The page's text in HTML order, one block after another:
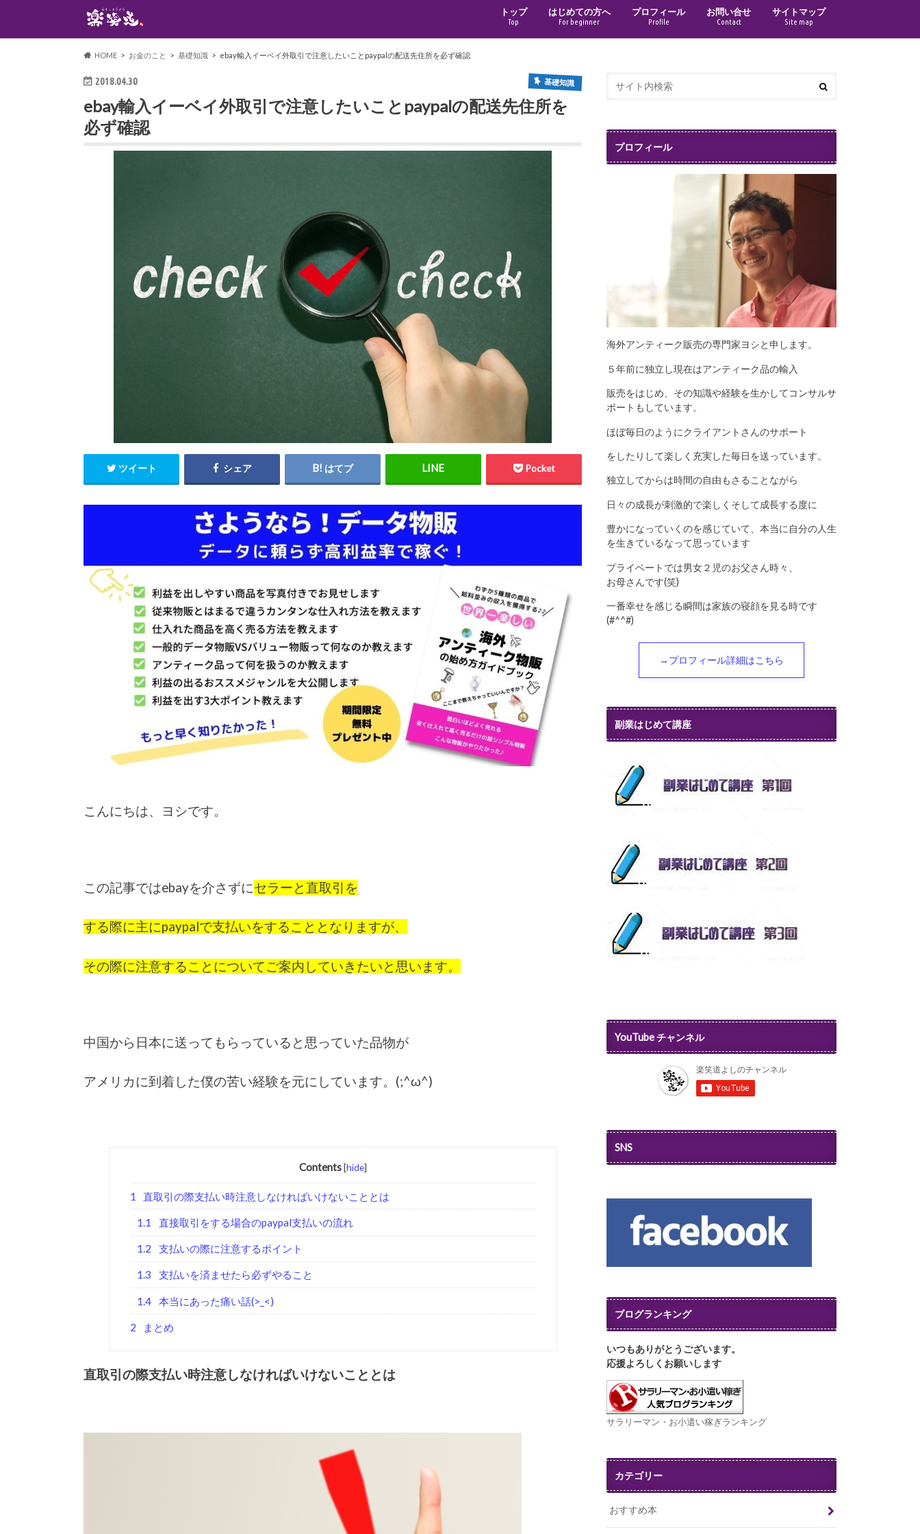
トップ
Top
はじめての方へ
For beginner
プロフィール
Profile
お問い合せ
Contact
サイトマップ
Site map
HOME お金のこと 基礎知識 ebay輸入イーベイ外取引で注意したいことpaypalの配送先住所を必ず確認
2018.04.30 基礎知識
ebay輸入イーベイ外取引で注意したいことpaypalの配送先住所を
必ず確認
ツイート シェア はてブ Pocket
こんにちは、ヨシです。
この記事ではebayを介さずにセラーと直取引を
する際に主にpaypalで支払いをすることとなりますが、
その際に注意することについてご案内していきたいと思います。
中国から日本に送ってもらっていると思っていた品物が
アメリカに到着した僕の苦い経験を元にしています。(;^ω^)
Contents [hide]
1 直取引の際支払い時注意しなければいけないこととは
1.1 直接取引をする場合のpaypal支払いの流れ
1.2 支払いの際に注意するポイント
1.3 支払いを済ませたら必ずやること
1.4 本当にあった痛い話(>_<)
2 まとめ
直取引の際支払い時注意しなければいけないこととは
プロフィール
海外アンティーク販売の専門家ヨシと申します。
５年前に独立し現在はアンティーク品の輸入
販売をはじめ、その知識や経験を生かしてコンサルサ
ポートもしています。
ほぼ毎日のようにクライアントさんのサポート
をしたりして楽しく充実した毎日を送っています。
独立してからは時間の自由もさることながら
日々の成長が刺激的で楽しくそして成長する度に
豊かになっていくのを感じていて、本当に自分の人生
を生きているなって思っています
プライベートでは男女２児のお父さん時々、
お母さんです(笑)
一番幸せを感じる瞬間は家族の寝顔を見る時です
(#^^#)
→プロフィール詳細はこちら
副業はじめて講座
YouTube チャンネル
SNS
ブログランキング
いつもありがとうございます。
応援よろしくお願いします
サラリーマン・お小遣い稼ぎランキング
カテゴリー
おすすめ本